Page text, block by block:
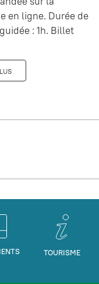
en ligne. Durée de
: 1h. Billet
TOURISME